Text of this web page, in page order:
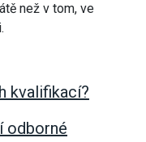
než v tom, ve
kvalifikací?
odborné